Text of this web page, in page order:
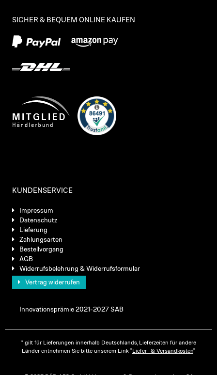
SICHER & BEQUEM ONLINE KAUFEN
KUNDENSERVICE
Impressum
Datenschutz
Lieferung
Zahlungsarten
Bestellvorgang
AGB
Widerrufsbelehrung & Widerrufsformular
Vertrag widerrufen
Innovationsprämie 2021-2027 SAB
* gilt für Lieferungen innerhalb Deutschlands, Lieferzeiten für andere
Länder entnehmen Sie bitte unserem Link "Liefer- & Versandkosten"